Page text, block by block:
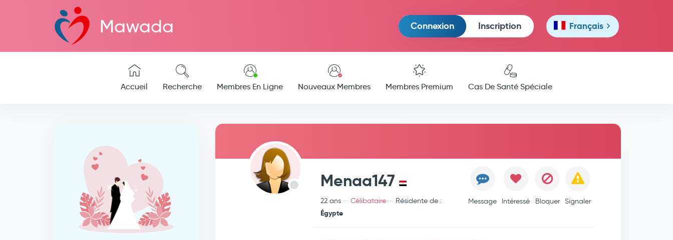
Mawada Connexion Inscription Français
Accueil Recherche Membres En Ligne Nouveaux Membres Membres Premium Cas De Santé Spéciale
Menaa147
22 ans Célibataire Résidente de :
Égypte
Message Intéressé Bloquer Signaler